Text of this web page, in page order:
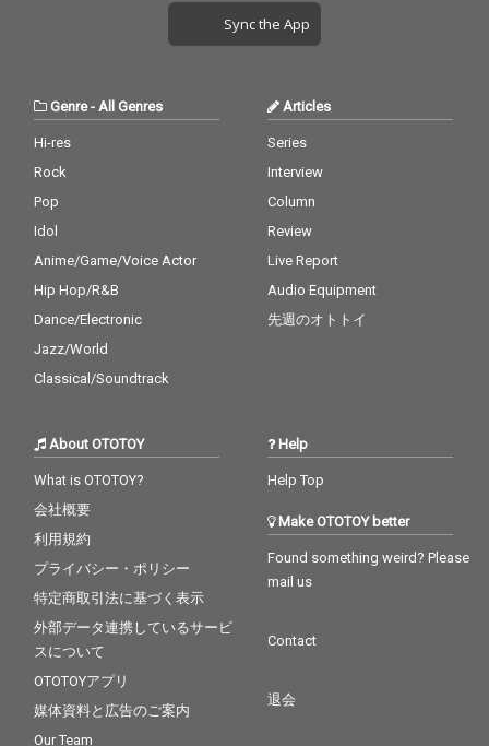
Sync the App
Genre- All Genres
Hi-res
Rock
Pop
Idol
Anime/Game/Voice Actor
Hip Hop/R&B
Dance/Electronic
Jazz/World
Classical/Soundtrack
Articles
Series
Interview
Column
Review
Live Report
Audio Equipment
先週のオトトイ
About OTOTOY
What is OTOTOY?
会社概要
利用規約
プライバシー・ポリシー
特定商取引法に基づく表示
外部データ連携しているサービ
スについて
OTOTOYアプリ
媒体資料と広告のご案内
Our Team
Help
Help Top
Make OTOTOY better
Found something weird? Please
mail us
Contact
退会